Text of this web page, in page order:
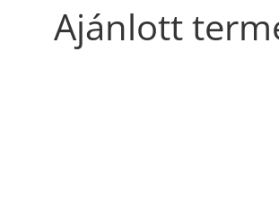
Ajánlott